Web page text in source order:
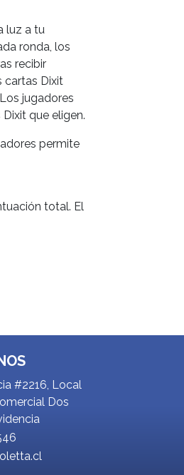
luz a tu
ronda, los
recibir
cartas Dixit
jugadores
que eligen.
permite
total. El
#2216, Local
Dos